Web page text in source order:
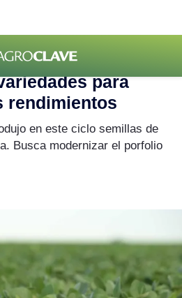
para
rendimientos
en este ciclo semillas de
Busca modernizar el porfolio